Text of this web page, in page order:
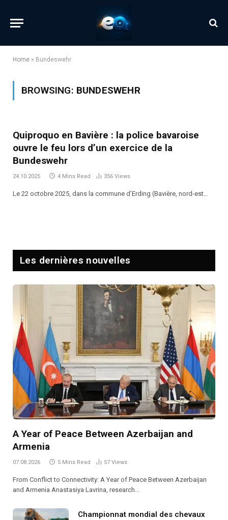
Home » Bundeswehr
BROWSING: BUNDESWEHR
Quiproquo en Bavière : la police bavaroise
ouvre le feu lors d’un exercice de la
Bundeswehr
24.10.2025 4 Mins Read 356 Views
Le 22 octobre 2025, dans la commune d’Erding (Bavière, nord-est…
Les dernières nouvelles
A Year of Peace Between Azerbaijan and
Armenia
07.08.2026 5 Mins Read 57 Views
From Conflict to Connectivity: A Year of Peace Between Azerbaijan
and Armenia Anastasiya Lavrina, research…
Championnat mondial des chevaux